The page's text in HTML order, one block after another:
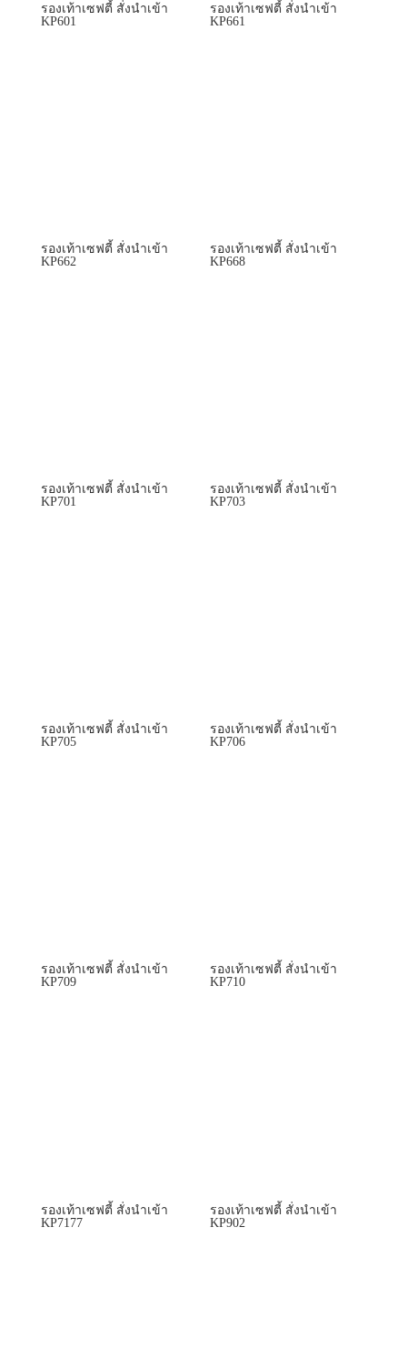
รองเท้าเซฟตี้ สั่งนำเข้า
KP601
รองเท้าเซฟตี้ สั่งนำเข้า
KP661
รองเท้าเซฟตี้ สั่งนำเข้า
KP662
รองเท้าเซฟตี้ สั่งนำเข้า
KP668
รองเท้าเซฟตี้ สั่งนำเข้า
KP701
รองเท้าเซฟตี้ สั่งนำเข้า
KP703
รองเท้าเซฟตี้ สั่งนำเข้า
KP705
รองเท้าเซฟตี้ สั่งนำเข้า
KP706
รองเท้าเซฟตี้ สั่งนำเข้า
KP709
รองเท้าเซฟตี้ สั่งนำเข้า
KP710
รองเท้าเซฟตี้ สั่งนำเข้า
KP7177
รองเท้าเซฟตี้ สั่งนำเข้า
KP902